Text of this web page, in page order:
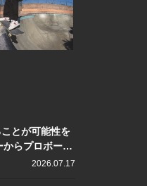
ことが可能性を
らプロボート
星が体現する
2026.07.17